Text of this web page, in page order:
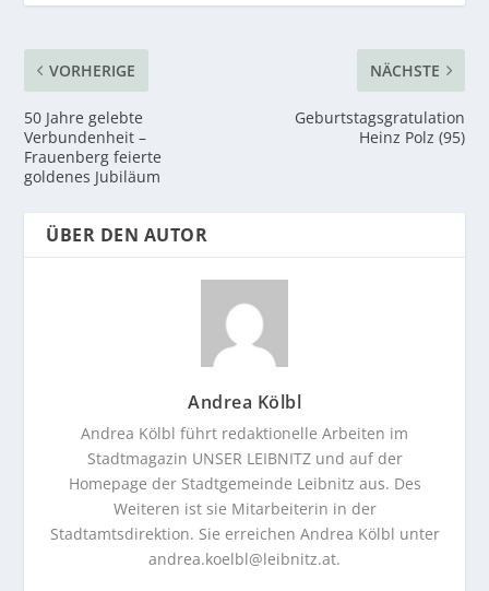
VORHERIGE
50 Jahre gelebte
Verbundenheit –
Frauenberg feierte
goldenes Jubiläum
NÄCHSTE
Geburtstagsgratulation
Heinz Polz (95)
ÜBER DEN AUTOR
Andrea Kölbl
Andrea Kölbl führt redaktionelle Arbeiten im
Stadtmagazin UNSER LEIBNITZ und auf der
Homepage der Stadtgemeinde Leibnitz aus. Des
Weiteren ist sie Mitarbeiterin in der
Stadtamtsdirektion. Sie erreichen Andrea Kölbl unter
andrea.koelbl@leibnitz.at.